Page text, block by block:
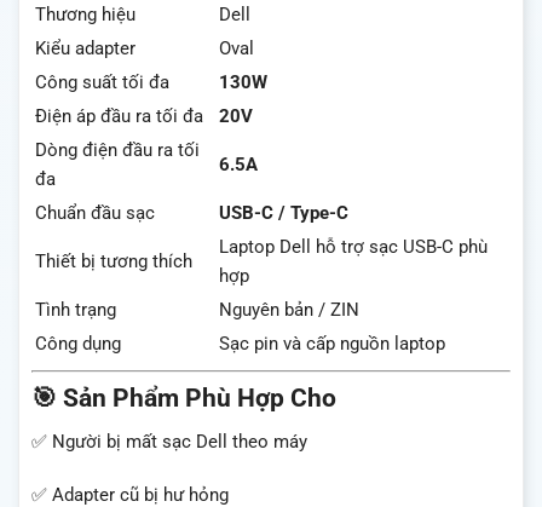
Thương hiệu
Dell
Kiểu adapter
Oval
Công suất tối đa
130W
Điện áp đầu ra tối đa
20V
Dòng điện đầu ra tối
đa
6.5A
Chuẩn đầu sạc USB-C / Type-C
Thiết bị tương thích
Laptop Dell hỗ trợ sạc USB-C phù
hợp
Tình trạng
Nguyên bản / ZIN
Công dụng
Sạc pin và cấp nguồn laptop
🎯 Sản Phẩm Phù Hợp Cho
✅ Người bị mất sạc Dell theo máy
✅ Adapter cũ bị hư hỏng